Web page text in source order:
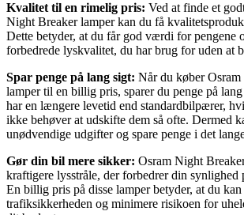
Kvalitet til en rimelig pris: Ved at finde et
Night Breaker lamper kan du få
Dette betyder, at du får god værdi for pengene
forbedrede lyskvalitet, du har brug for uden at
Spar penge på lang sigt: Når du køber
lamper til en billig pris, sparer du penge på
har en længere levetid end standardbilpærer,
ikke behøver at udskifte dem så ofte. Dermed
unødvendige udgifter og spare penge i det
Gør din bil mere sikker: Osram Night
kraftigere lysstråle, der forbedrer din synlighed
En billig pris på disse lamper betyder, at du kan
trafiksikkerheden og minimere risikoen for